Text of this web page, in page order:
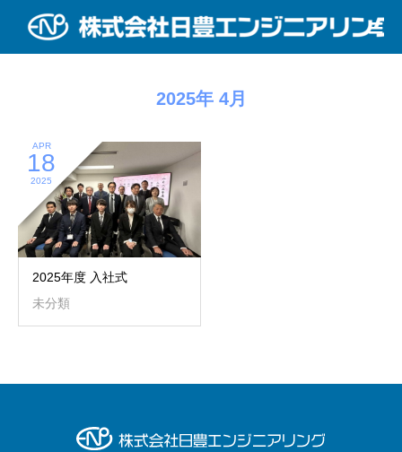
BLOG
2025年 4月
APR
18
2025
2025年度 入社式
未分類